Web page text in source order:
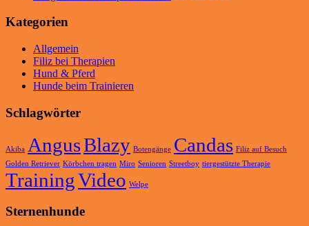
Kategorien
Allgemein
Filiz bei Therapien
Hund & Pferd
Hunde beim Trainieren
Schlagwörter
Akiba AngusBlazy Botengänge Candas Filiz auf Besuch
Golden Retriever Körbchen tragen Miro Senioren Streetboy tiergestützte Therapie
TrainingVideo Welpe
Sternenhunde